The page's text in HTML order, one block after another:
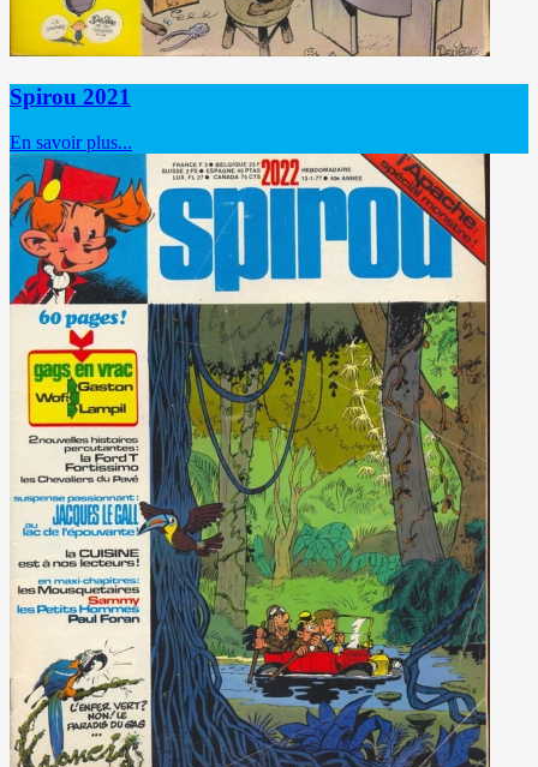
Spirou 2021
En savoir plus...